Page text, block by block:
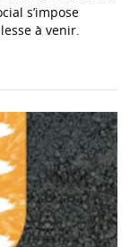
s’impose
à venir.